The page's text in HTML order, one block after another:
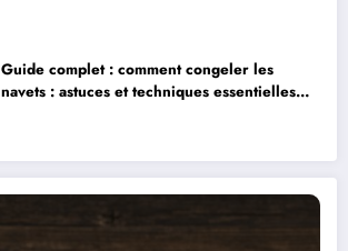
Guide complet : comment congeler les
navets : astuces et techniques essentielles